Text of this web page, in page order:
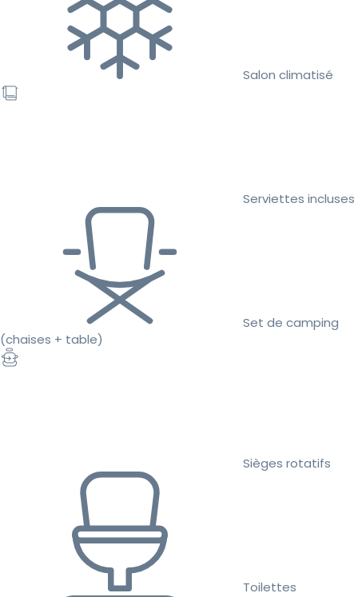
Salon climatisé
Serviettes incluses
Set de camping
(chaises + table)
Sièges rotatifs
Toilettes